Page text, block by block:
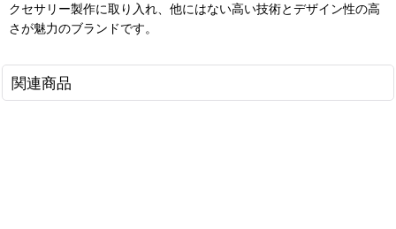
クセサリー製作に取り入れ、他にはない高い技術とデザイン性の高
さが魅力のブランドです。
関連商品